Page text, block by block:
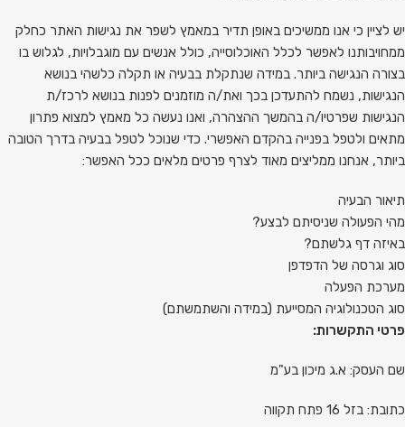
יש לציין כי אנו ממשיכים באופן תדיר במאמץ לשפר את נגישות האתר כחלק
ממחויבותנו לאפשר לכלל האוכלוסייה, כולל אנשים עם מוגבלויות, לגלוש בו
בצורה הנגישה ביותר. במידה שנתקלת בבעיה או תקלה כלשהי בנושא
הנגישות, נשמח להתעדכן בכך ואת/ה מוזמנים לפנות בנושא לרכז/ת
הנגישות שפרטיו/ה בהמשך ההצהרה, ואנו נעשה כל מאמץ למצוא פתרון
מתאים ולטפל בפנייה בהקדם האפשרי. כדי שנוכל לטפל בבעיה בדרך הטובה
ביותר, אנחנו ממליצים מאוד לצרף פרטים מלאים ככל האפשר:
תיאור הבעיה
מהי הפעולה שניסיתם לבצע?
באיזה דף גלשתם?
סוג וגרסה של הדפדפן
מערכת הפעלה
סוג הטכנולוגיה המסייעת (במידה והשתמשתם)
פרטי התקשרות:
שם העסק: א.ג מיכון בע"מ
כתובת: בזל 16 פתח תקווה